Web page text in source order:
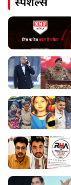
स्पेशल्स